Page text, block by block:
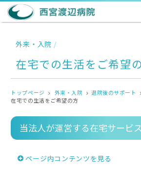
外来・入院 /
在宅での生活をご希望
トップページ 外来・入院
退院後のサポート
在宅での生活をご希望の方
当法人が運営する在宅サービ
ページ内コンテンツを見る